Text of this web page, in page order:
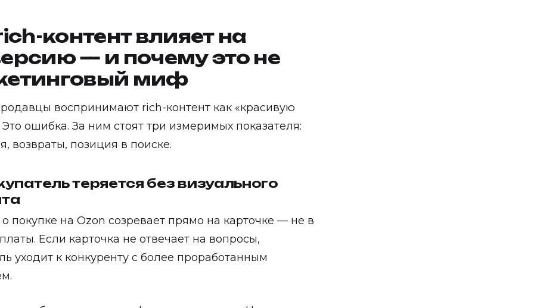
контент влияет на
— и почему это не
миф
воспринимают rich-контент как «красивую
Это ошибка. За ним стоят три измеримых показателя:
возвраты, позиция в поиске.
теряется без визуального
покупке на Ozon созревает прямо на карточке — не в
Если карточка не отвечает на вопросы,
уходит к конкуренту с более проработанным